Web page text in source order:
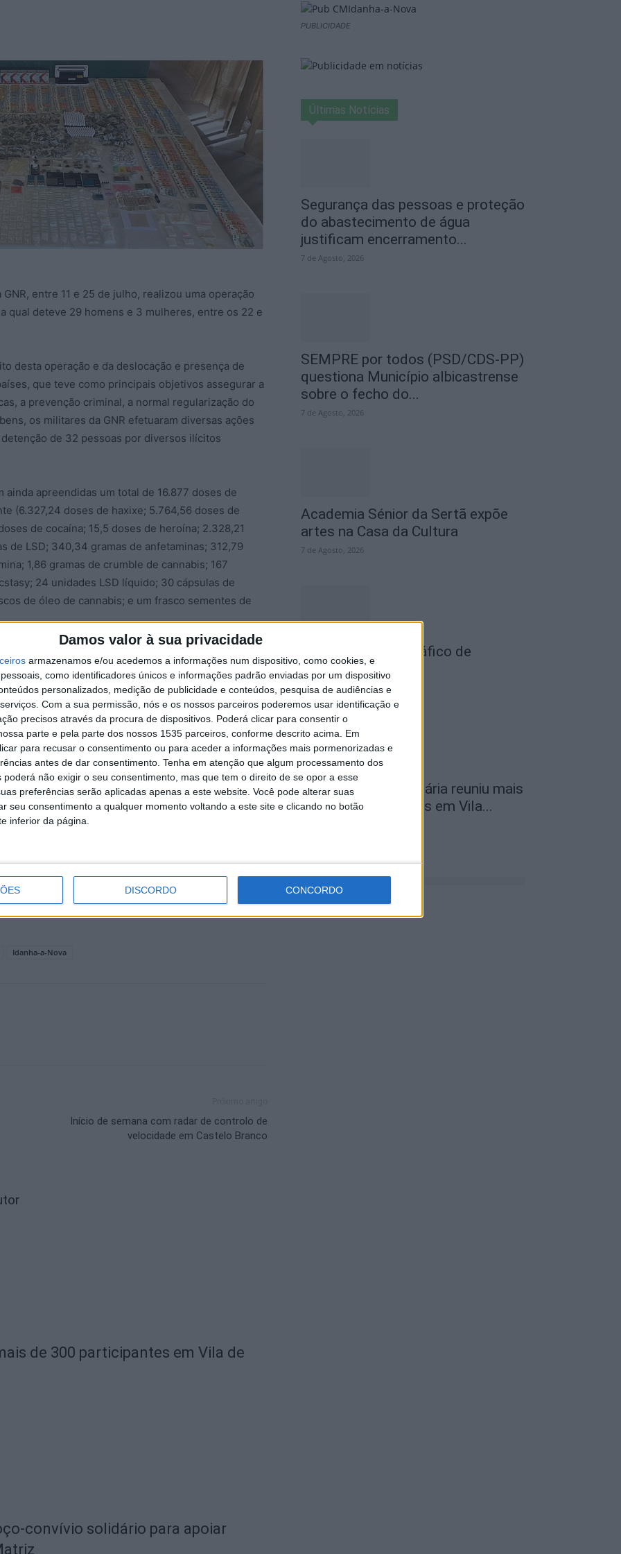
Damos valor à sua privacidade
armazenamos e/ou acedemos a informações num dispositivo, como cookies, e
como identificadores únicos e informações padrão enviadas por um dispositivo
personalizados, medição de publicidade e conteúdos, pesquisa de audiências e
Com a sua permissão, nós e os nossos parceiros poderemos usar identificação e
precisos através da procura de dispositivos. Poderá clicar para consentir o
parte e pela parte dos nossos 1535 parceiros, conforme descrito acima. Em
para recusar o consentimento ou para aceder a informações mais pormenorizadas e
antes de dar consentimento. Tenha em atenção que algum processamento dos
poderá não exigir o seu consentimento, mas que tem o direito de se opor a esse
preferências serão aplicadas apenas a este website. Você pode alterar suas
seu consentimento a qualquer momento voltando a este site e clicando no botão
inferior da página.
DISCORDO CONCORDO
entre 11 e 25 de julho, realizou uma operação
qual deteve 29 homens e 3 mulheres, entre os 22 e
desta operação e da deslocação e presença de
que teve como principais objetivos assegurar a
a prevenção criminal, a normal regularização do
os militares da GNR efetuaram diversas ações
de 32 pessoas por diversos ilícitos
apreendidas um total de 16.877 doses de
(6.327,24 doses de haxixe; 5.764,56 doses de
de cocaína; 15,5 doses de heroína; 2.328,21
de LSD; 340,34 gramas de anfetaminas; 312,79
1,86 gramas de crumble de cannabis; 167
24 unidades LSD líquido; 30 cápsulas de
de óleo de cannabis; e um frasco sementes de
de contraordenação por consumo de
rodoviária e a apreensão de diverso material (354
110 vaporizadores; 11 balanças de precisão;
50.655€ em numerário; 2.460 unidades
e 510 unidades monetárias de Novo Sol
de 1.943 militares provenientes de várias
Territorial, de Controlo Costeiro e Fronteiras, de
de Trânsito, Investigação Criminal, Unidade
a equipa Anti-Drone e Intervenção Cinotécnica.
entidades externas, como a Guardia Civil de
âmbito da cooperação policial transfronteiriça e da
Idanha-a-Nova
Início de semana com radar de controlo de
velocidade em Castelo Branco
de 300 participantes em Vila de
convívio solidário para apoiar
PUBLICIDADE
Últimas Notícias
Segurança das pessoas e proteção
do abastecimento de água
justificam encerramento...
7 de Agosto, 2026
SEMPRE por todos (PSD/CDS-PP)
questiona Município albicastrense
sobre o fecho do...
7 de Agosto, 2026
Academia Sénior da Sertã expõe
artes na Casa da Cultura
7 de Agosto, 2026
Dois detidos por tráfico de
estupefaciente
7 de Agosto, 2026
2ª Neon Walk Solidária reuniu mais
de 300 participantes em Vila...